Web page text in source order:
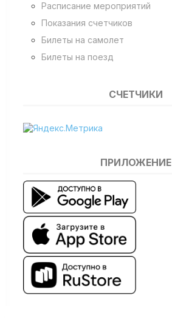
Расписание мероприятий
Показания счетчиков
Билеты на самолет
Билеты на поезд
СЧЕТЧИКИ
ПРИЛОЖЕНИЕ